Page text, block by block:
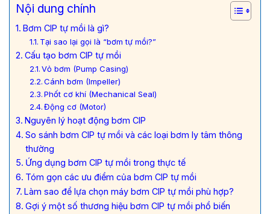
Nội dung chính
Bơm CIP tự mồi là gì?
Tại sao lại gọi là “bơm tự mồi?”
Cấu tạo bơm CIP tự mồi
Vỏ bơm (Pump Casing)
Cánh bơm (Impeller)
Phốt cơ khí (Mechanical Seal)
Động cơ (Motor)
Nguyên lý hoạt động bơm CIP
So sánh bơm CIP tự mồi và các loại bơm ly tâm thông
thường
Ứng dụng bơm CIP tự mồi trong thực tế
Tóm gọn các ưu điểm của bơm CIP tự mồi
Làm sao để lựa chọn máy bơm CIP tự mồi phù hợp?
Gợi ý một số thương hiệu bơm CIP tự mồi phổ biến